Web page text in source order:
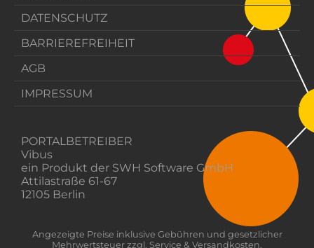
DATENSCHUTZ
BARRIEREFREIHEIT
AGB
IMPRESSUM
PORTALBETREIBER
Vibus
ein Produkt der SWH Software GmbH
Attilastraße 61-67
12105 Berlin
Angezeigte Preise inklusive Gebühren und gesetzlicher
Mehrwertsteuer zzgl. Service & Versandkosten.